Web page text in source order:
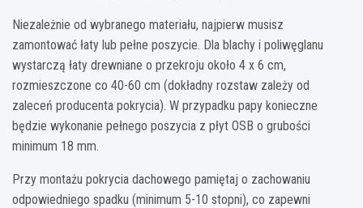
Niezależnie od wybranego materiału, najpierw musisz
zamontować łaty lub pełne poszycie. Dla blachy i poliwęglanu
wystarczą łaty drewniane o przekroju około 4 x 6 cm,
rozmieszczone co 40-60 cm (dokładny rozstaw zależy od
zaleceń producenta pokrycia). W przypadku papy konieczne
będzie wykonanie pełnego poszycia z płyt OSB o grubości
minimum 18 mm.
Przy montażu pokrycia dachowego pamiętaj o zachowaniu
odpowiedniego spadku (minimum 5-10 stopni), co zapewni